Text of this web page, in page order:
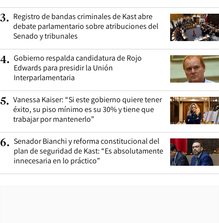
3. Registro de bandas criminales de Kast abre
debate parlamentario sobre atribuciones del
Senado y tribunales
4. Gobierno respalda candidatura de Rojo
Edwards para presidir la Unión
Interparlamentaria
5. Vanessa Kaiser: “Si este gobierno quiere tener
éxito, su piso mínimo es su 30% y tiene que
trabajar por mantenerlo”
6. Senador Bianchi y reforma constitucional del
plan de seguridad de Kast: “Es absolutamente
innecesaria en lo práctico”